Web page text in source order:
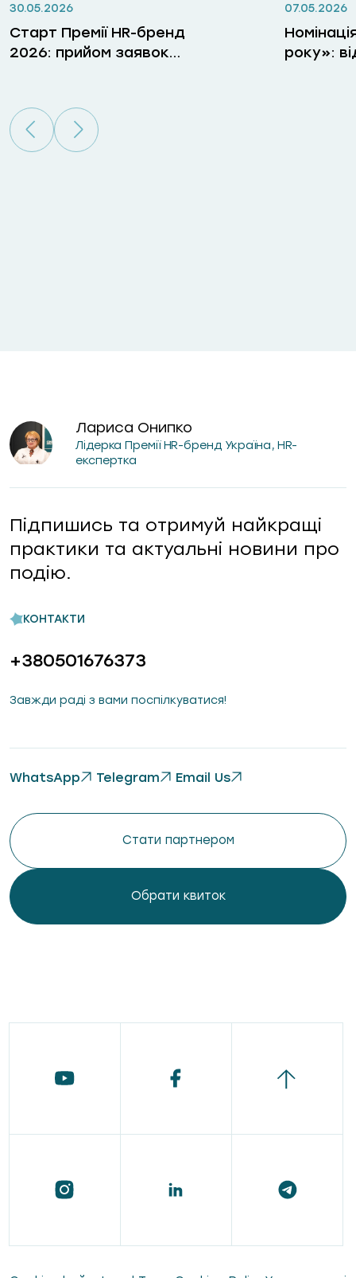
30.05.2026
Старт Премії HR-бренд
2026: прийом заявок
07.05.2026
року»:
КОНТАКТИ
+380501676373
Завжди раді з вами поспілкуватися!
WhatsApp Telegram Email Us
Стати партнером
Обрати квиток
Лариса Онипко
Лідерка Премії HR-бренд Україна, HR-
експертка
Підпишись та отримуй найкращі
практики та актуальні новини про
подію.